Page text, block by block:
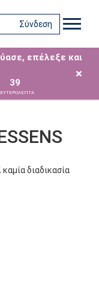
Σύνδεση
επέλεξε και
39
×
διαδικασία